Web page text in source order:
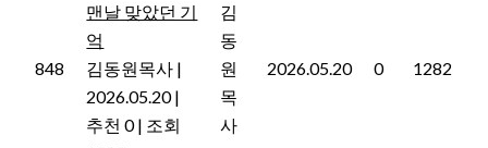
848
맨날 맞았던 기
억
김동원목사 |
2026.05.20|
추천 0| 조회
김
동
원
목
사
2026.05.20 0 1282